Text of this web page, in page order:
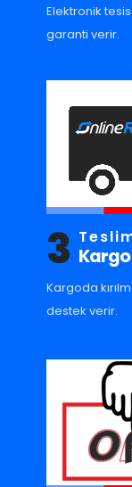
Elektronik
garanti verir.
3
Kargoda
destek verir.